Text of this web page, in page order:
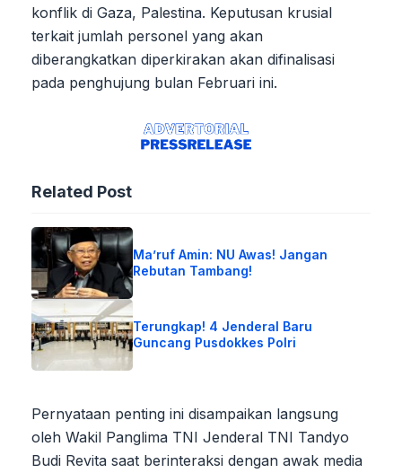
konflik di Gaza, Palestina. Keputusan krusial
terkait jumlah personel yang akan
diberangkatkan diperkirakan akan difinalisasi
pada penghujung bulan Februari ini.
Related Post
Ma’ruf Amin: NU Awas! Jangan
Rebutan Tambang!
Terungkap! 4 Jenderal Baru
Guncang Pusdokkes Polri
Pernyataan penting ini disampaikan langsung
oleh Wakil Panglima TNI Jenderal TNI Tandyo
Budi Revita saat berinteraksi dengan awak media